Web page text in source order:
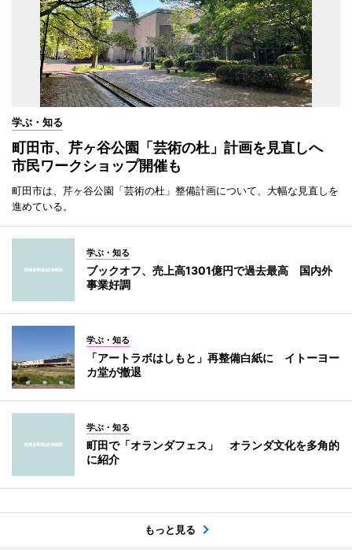
学ぶ・知る
町田市、芹ヶ谷公園「芸術の杜」計画を見直しへ
市民ワークショップ開催も
町田市は、芹ヶ谷公園「芸術の杜」整備計画について、大幅な見直しを
進めている。
学ぶ・知る
ブックオフ、売上高1301億円で過去最高 国内外
事業好調
学ぶ・知る
「アートラボはしもと」再整備白紙に イトーヨー
カ堂が撤退
学ぶ・知る
町田で「オランダフェス」 オランダ文化を多角的
に紹介
もっと見る